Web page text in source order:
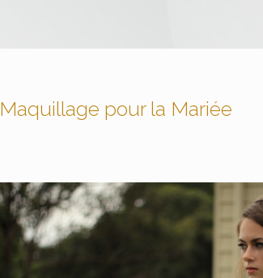
Maquillage pour la Mariée